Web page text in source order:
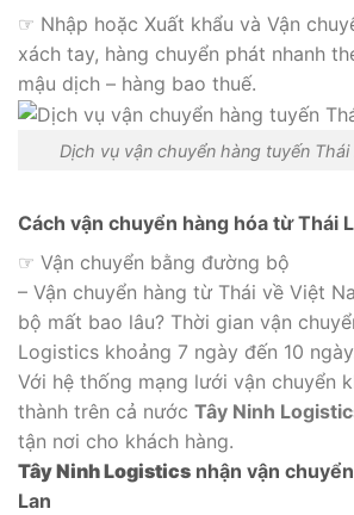
☞ Nhập hoặc Xuất khẩu và Vận
xách tay, hàng chuyển phát nhanh
mậu dịch – hàng bao thuế.
Dịch vụ vận chuyển hàng tuyến Thái
Cách vận chuyển hàng hóa từ Thái
☞ Vận chuyển bằng đường bộ
– Vận chuyển hàng từ Thái về Việt
bộ mất bao lâu? Thời gian vận
Logistics khoảng 7 ngày đến 10
Với hệ thống mạng lưới vận chuyển
thành trên cả nước Tây Ninh
tận nơi cho khách hàng.
Tây Ninh Logistics nhận vận
Lan